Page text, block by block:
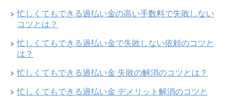
忙しくてもできる過払い金の高い手数料で失敗しない
コツとは？
忙しくてもできる過払い金で失敗しない依頼のコツと
は？
忙しくてもできる過払い金 失敗の解消のコツとは？
忙しくてもできる過払い金 デメリット解消のコツと